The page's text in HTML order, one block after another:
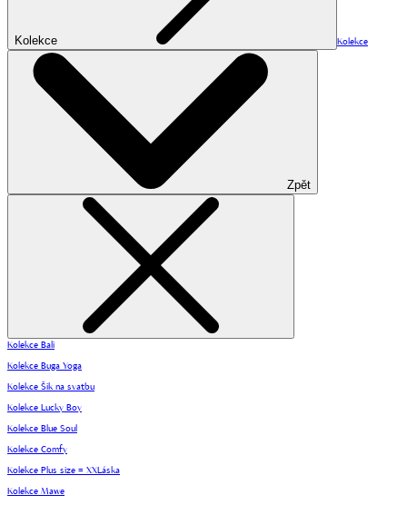
Kolekce Kolekce
Zpět
Kolekce Bali
Kolekce Buga Yoga
Kolekce Šik na svatbu
Kolekce Lucky Boy
Kolekce Blue Soul
Kolekce Comfy
Kolekce Plus size = XXLáska
Kolekce Mawe